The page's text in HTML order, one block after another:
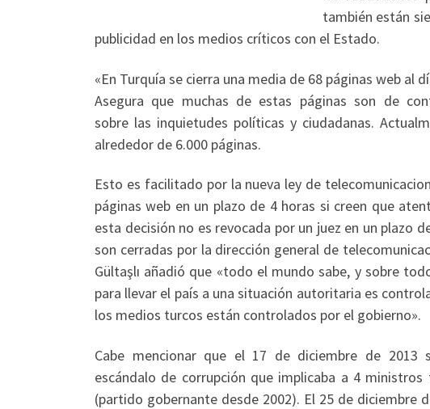
también están
publicidad en los medios críticos con el Estado.
«En Turquía se cierra una media de 68 páginas web al
Asegura que muchas de estas páginas son de
sobre las inquietudes políticas y ciudadanas.
alrededor de 6.000 páginas.
Esto es facilitado por la nueva ley de
páginas web en un plazo de 4 horas si creen que
esta decisión no es revocada por un juez en un plazo
son cerradas por la dirección general de
Gültaşlı añadió que «todo el mundo sabe, y sobre
para llevar el país a una situación autoritaria es
los medios turcos están controlados por el gobierno».
Cabe mencionar que el 17 de diciembre de
escándalo de corrupción que implicaba a 4 ministros
(partido gobernante desde 2002). El 25 de diciembre